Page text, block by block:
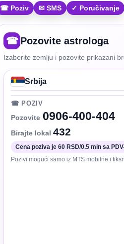
☎ Poziv ✉ SMS ✓ Poručivanje
☎ Pozovite astrologa
Izaberite zemlju i pozovite prikazani
Srbija
☎ POZIV
Pozovite 0906-400-404
Birajte lokal 432
Cena poziva je 60 RSD/0.5 min sa
Pozivi mogući samo iz MTS mobilne i